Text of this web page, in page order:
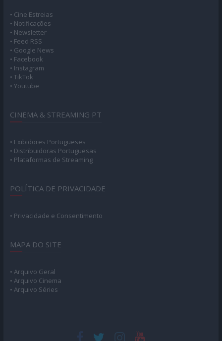
• Cine Estreias
• Notificações
• Newsletter
• Feed RSS
• Google News
• Facebook
• Instagram
• TikTok
• Youtube
CINEMA & STREAMING PT
• Exibidores Portugueses
• Distribuidoras Portuguesas
• Plataformas de Streaming
POLÍTICA DE PRIVACIDADE
• Privacidade e Consentimento
MAPA DO SITE
• Arquivo Geral
• Arquivo Cinema
• Arquivo Séries